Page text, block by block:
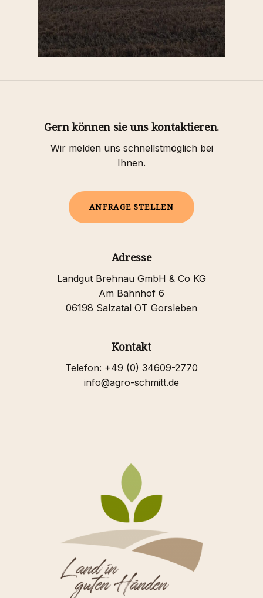
Gern können sie uns kontaktieren.
Wir melden uns schnellstmöglich bei
Ihnen.
ANFRAGE STELLEN
Adresse
Landgut Brehnau GmbH & Co KG
Am Bahnhof 6
06198 Salzatal OT Gorsleben
Kontakt
Telefon: +49 (0) 34609-2770
info@agro-schmitt.de